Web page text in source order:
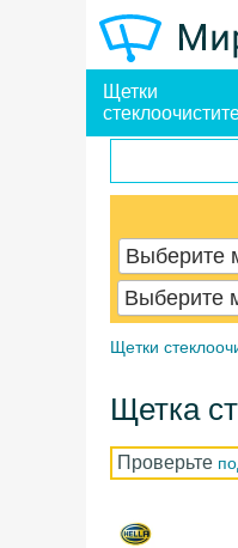
Щетки
Выберите
Выберите
Щетки
Щетка
Проверьте